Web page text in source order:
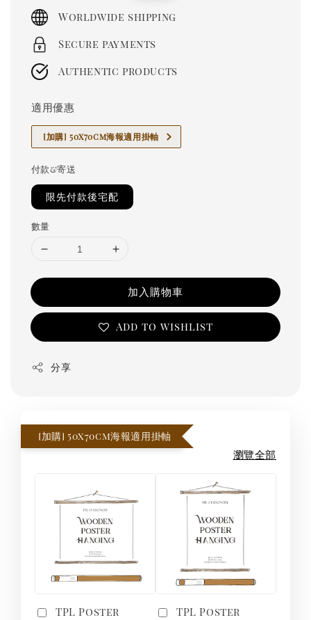
Worldwide shipping
Secure payments
Authentic products
適用優惠
[加購] 50x70cm海報適用掛軸
付款&寄送
限先付款後宅配
數量
加入購物車
Add to wishlist
分享
[加購] 50x70cm海報適用掛軸
瀏覽全部
TPL Poster
TPL Poster